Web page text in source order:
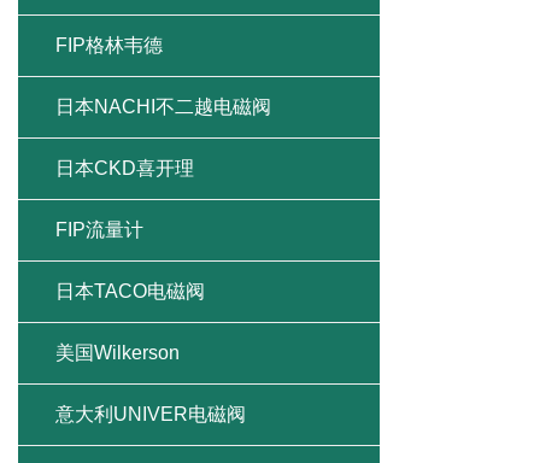
FIP格林韦德
日本NACHI不二越电磁阀
日本CKD喜开理
FIP流量计
日本TACO电磁阀
美国Wilkerson
意大利UNIVER电磁阀